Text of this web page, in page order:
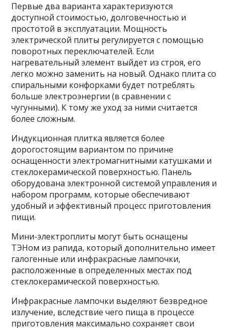
Первые два варианта характеризуются
доступной стоимостью, долговечностью и
простотой в эксплуатации. Мощность
электрической плиты регулируется с помощью
поворотных переключателей. Если
нагревательный элемент выйдет из строя, его
легко можно заменить на новый. Однако плита со
спиральными конфорками будет потреблять
больше электроэнергии (в сравнении с
чугунными). К тому же уход за ними считается
более сложным.
Индукционная плитка является более
дорогостоящим вариантом по причине
оснащенности электромагнитными катушками и
стеклокерамической поверхностью. Панель
оборудована электронной системой управления и
набором программ, которые обеспечивают
удобный и эффективный процесс приготовления
пищи.
Мини-электроплиты могут быть оснащены
ТЭНом из рапида, который дополнительно имеет
галогенные или инфракрасные лампочки,
расположенные в определенных местах под
стеклокерамической поверхностью.
Инфракрасные лампочки выделяют безвредное
излучение, вследствие чего пища в процессе
приготовления максимально сохраняет свои